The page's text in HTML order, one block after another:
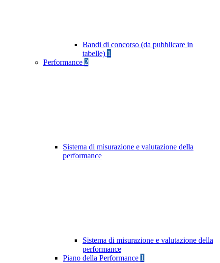
Bandi di concorso (da pubblicare in
tabelle) 1
Performance 2
Sistema di misurazione e valutazione della
performance
Sistema di misurazione e valutazione della
performance
Piano della Performance 1